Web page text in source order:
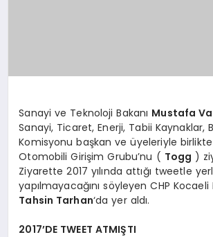
Sanayi ve Teknoloji Bakanı Mustafa
Sanayi, Ticaret, Enerji, Tabii Kaynaklar,
Komisyonu başkan ve üyeleriyle birlikte
Otomobili Girişim Grubu’nu ( Togg )
Ziyarette 2017 yılında attığı tweetle
yapılmayacağını söyleyen CHP Kocaeli
Tahsin Tarhan‘da yer aldı.
2017’DE TWEET ATMIŞTI